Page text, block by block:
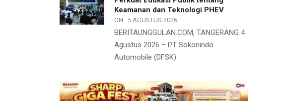
Keamanan dan Teknologi PHEV
ON: 5 AGUSTUS 2026
BERITAUNGGULAN.COM, TANGERANG 4
Agustus 2026 – PT Sokonindo
Automobile (DFSK)